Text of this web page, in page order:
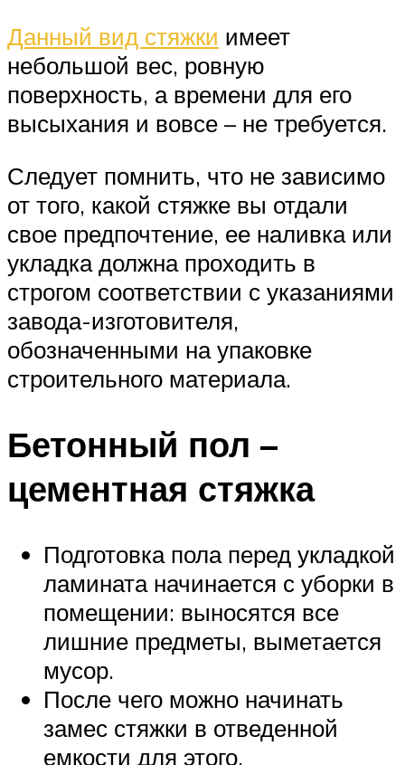
Данный вид стяжки имеет
небольшой вес, ровную
поверхность, а времени для его
высыхания и вовсе – не требуется.
Следует помнить, что не зависимо
от того, какой стяжке вы отдали
свое предпочтение, ее наливка или
укладка должна проходить в
строгом соответствии с указаниями
завода-изготовителя,
обозначенными на упаковке
строительного материала.
Бетонный пол –
цементная стяжка
Подготовка пола перед укладкой
ламината начинается с уборки в
помещении: выносятся все
лишние предметы, выметается
мусор.
После чего можно начинать
замес стяжки в отведенной
емкости для этого.